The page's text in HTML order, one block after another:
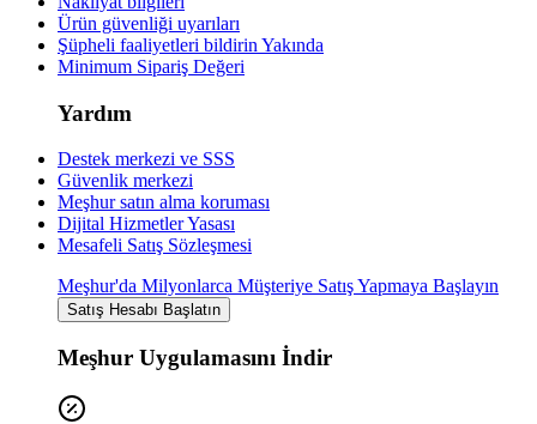
Ürün güvenliği uyarıları
Şüpheli faaliyetleri bildirin Yakında
Minimum Sipariş Değeri
Yardım
Destek merkezi ve SSS
Güvenlik merkezi
Meşhur satın alma koruması
Dijital Hizmetler Yasası
Mesafeli Satış Sözleşmesi
Meşhur'da Milyonlarca Müşteriye Satış Yapmaya Başlayın
Satış Hesabı Başlatın
Meşhur Uygulamasını İndir